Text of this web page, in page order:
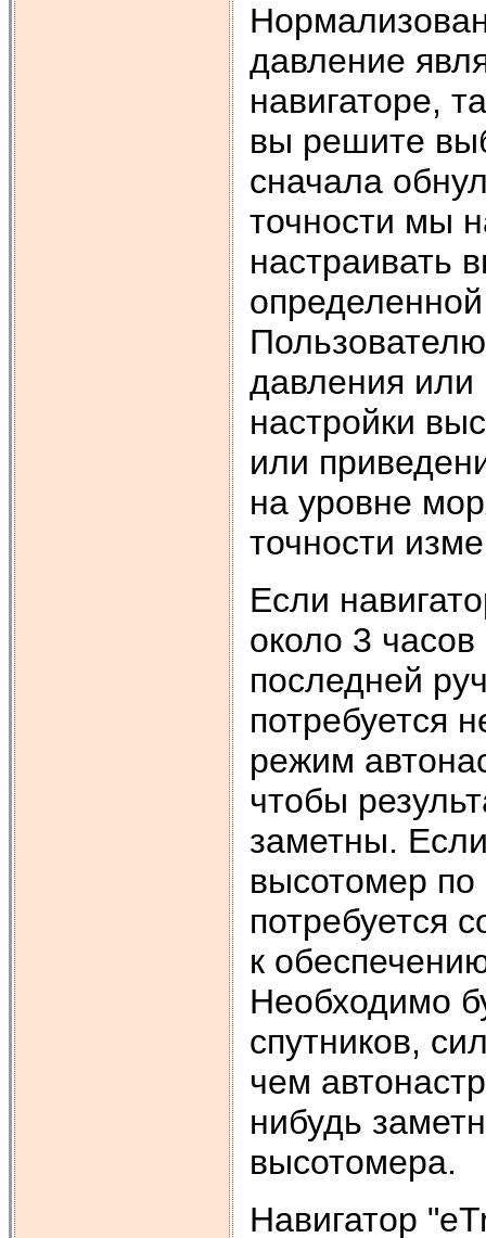
давление
навигаторе,
вы решите
сначала
точности мы
настраивать
давления или
настройки
или
на уровне
точности
Если
около 3
последней
потребуется
режим
чтобы
заметны.
высотомер по
потребуется
к
Необходимо
спутников,
чем
нибудь
высотомера.
Навигатор